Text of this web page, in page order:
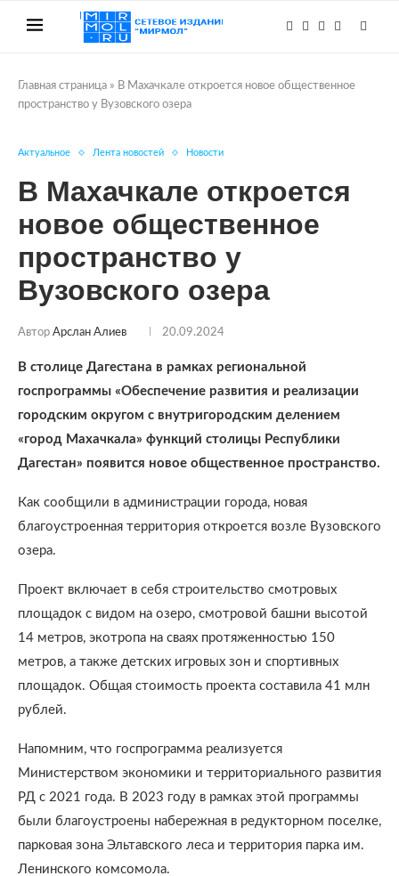
Главная страница » В Махачкале откроется новое общественное
пространство у Вузовского озера
Актуальное Лента новостей Новости
В Махачкале откроется
новое общественное
пространство у
Вузовского озера
Автор Арслан Алиев 20.09.2024
В столице Дагестана в рамках региональной
госпрограммы «Обеспечение развития и реализации
городским округом с внутригородским делением
«город Махачкала» функций столицы Республики
Дагестан» появится новое общественное пространство.
Как сообщили в администрации города, новая
благоустроенная территория откроется возле Вузовского
озера.
Проект включает в себя строительство смотровых
площадок с видом на озеро, смотровой башни высотой
14 метров, экотропа на сваях протяженностью 150
метров, а также детских игровых зон и спортивных
площадок. Общая стоимость проекта составила 41 млн
рублей.
Напомним, что госпрограмма реализуется
Министерством экономики и территориального развития
РД с 2021 года. В 2023 году в рамках этой программы
были благоустроены набережная в редукторном поселке,
парковая зона Эльтавского леса и территория парка им.
Ленинского комсомола.